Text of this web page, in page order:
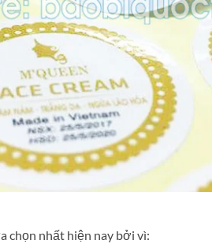
chọn nhất hiện nay bởi vì: